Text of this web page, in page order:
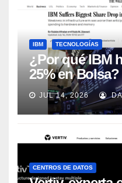
IBM TECNOLOGÍAS
¿Por qué IBM
25% en Bolsa?
JUL 14, 2026
CENTROS DE DATOS